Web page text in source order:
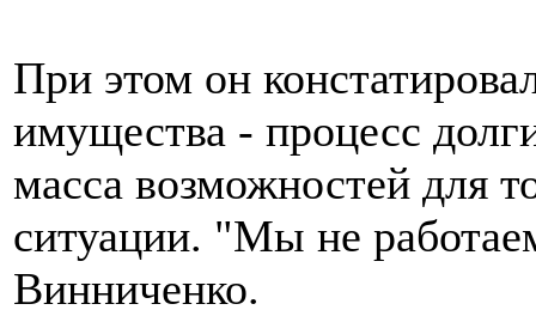
При этом он
имущества - процесс
масса возможностей для
ситуации. "Мы не
Винниченко.